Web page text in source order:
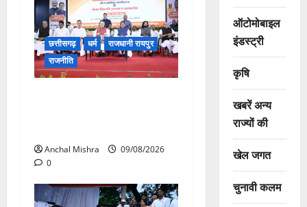
छत्तीसगढ़ धर्म
राजधानी रायपुर
राजनीति
Anchal Mishra
09/08/2026
0
ऑटोमोबाइल
इंडस्ट्री
कृषि
खबरें अन्य
राज्यों की
खेल जगत
चुनावी कलम